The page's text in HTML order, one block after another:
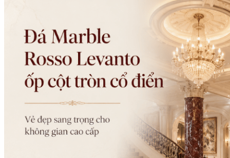
Danh Mục Sản Phẩm
Đá Granite
Đá Granite Màu Vàng
Đá Granite Màu Xám
Đá Granite Màu Đen